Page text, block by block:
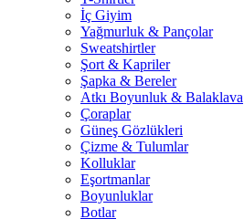
İç Giyim
Yağmurluk & Pançolar
Sweatshirtler
Şort & Kapriler
Şapka & Bereler
Atkı Boyunluk & Balaklava
Çoraplar
Güneş Gözlükleri
Çizme & Tulumlar
Kolluklar
Eşortmanlar
Boyunluklar
Botlar